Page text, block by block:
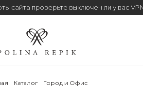
сайта проверьте выключен ли у вас
Каталог Город и Офис